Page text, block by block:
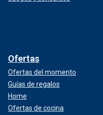
Ofertas
Ofertas del momento
Guías de regalos
Home
Ofertas de cocina